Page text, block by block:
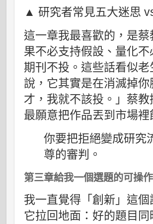
▲ 研究者常見五大迷思
這一章我最喜歡的，是
果不必支持假設、量化
期刊不投。這些話看似
說，它其實是在消滅掉
才，我就不該投。」蔡
最願意把作品丟到市場
你要把拒絕變成研究
尊的審判。
第三章給我一個選題的可操
我一直覺得「創新」這
它拉回地面：好的題目